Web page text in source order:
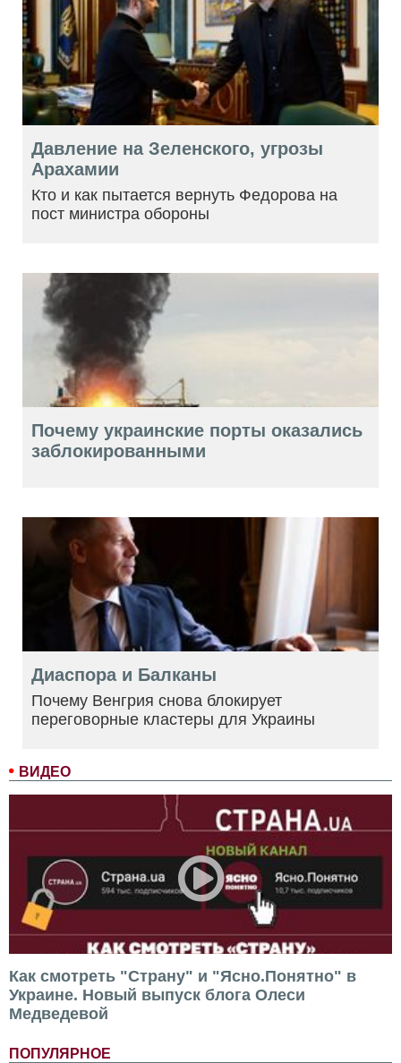
ВИДЕО
Как смотреть "Страну" и "Ясно.Понятно" в
Украине. Новый выпуск блога Олеси
Медведевой
ПОПУЛЯРНОЕ
Давление на Зеленского, угрозы
Арахамии
Кто и как пытается вернуть Федорова на
пост министра обороны
Почему украинские порты оказались
заблокированными
Диаспора и Балканы
Почему Венгрия снова блокирует
переговорные кластеры для Украины